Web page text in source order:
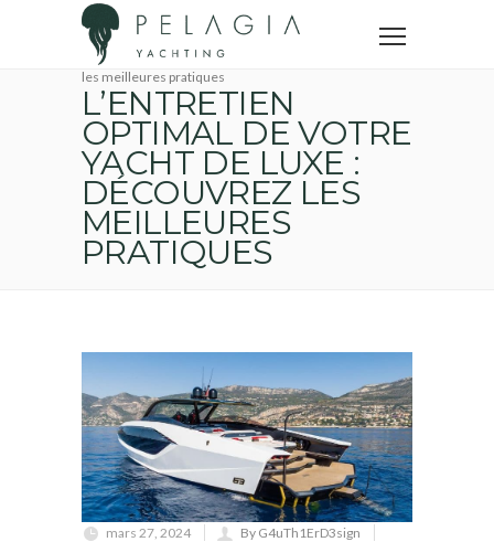
Accueil
Yachting News
L’entretien optimal de votre yacht de luxe : découvrez
les meilleures pratiques
L’ENTRETIEN
OPTIMAL DE VOTRE
YACHT DE LUXE :
DÉCOUVREZ LES
MEILLEURES
PRATIQUES
mars 27, 2024
By G4uTh1ErD3sign